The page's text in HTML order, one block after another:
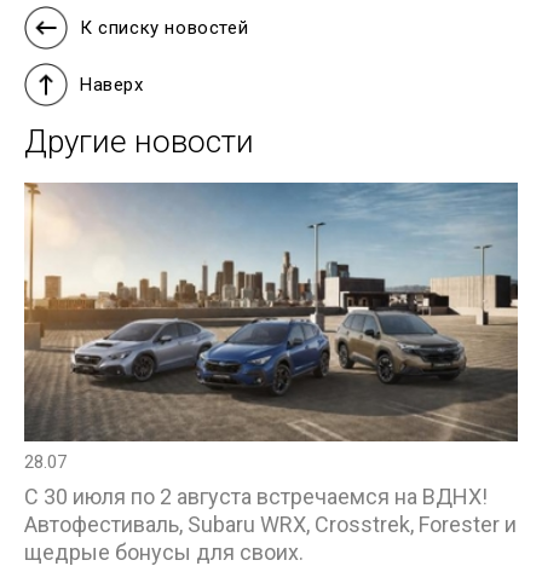
К списку новостей
Наверх
Другие новости
28.07
С 30 июля по 2 августа встречаемся на ВДНХ!
Автофестиваль, Subaru WRX, Crosstrek, Forester и
щедрые бонусы для своих.